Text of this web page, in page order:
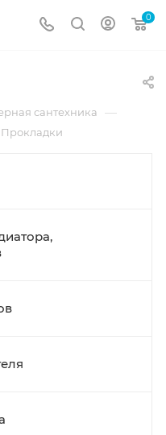
0
сантехника —
Прокладки